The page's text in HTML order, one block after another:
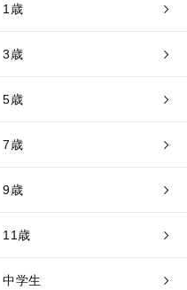
1歳
3歳
5歳
7歳
9歳
11歳
中学生